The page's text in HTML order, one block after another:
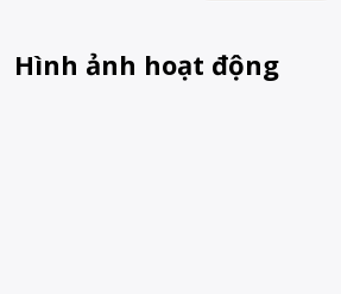
Hình ảnh hoạt động